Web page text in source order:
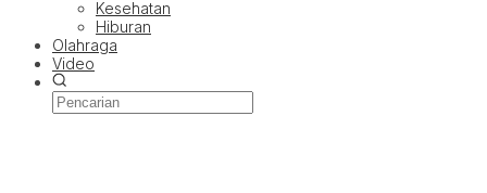
Kesehatan
Hiburan
Olahraga
Video